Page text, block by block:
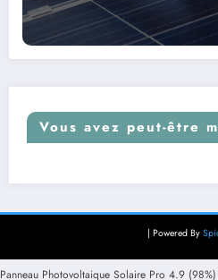
Vous avez peut-être
| Powered By
Panneau Photovoltaique Solaire Pro 4.9 (98%)